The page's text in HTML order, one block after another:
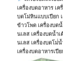
เครื่องบดอาหาร เค
บดโม่หินแบบเปียก
ข้าวโพด เครื่องบด
นเลส เครื่องบดน้ำ
นเลส เครื่องบดโม่่
เครื่องบดอาหารเปี